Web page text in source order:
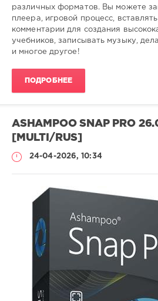
различных форматов. Вы можете
плеера, игровой процесс,
комментарии для создания
учебников, записывать музыку,
и многое другое!
ПОДРОБНЕЕ
ASHAMPOO SNAP PRO
[MULTI/RUS]
24-04-2026, 10:34
Софт
SamDel
53
захват
,
запись,
видео